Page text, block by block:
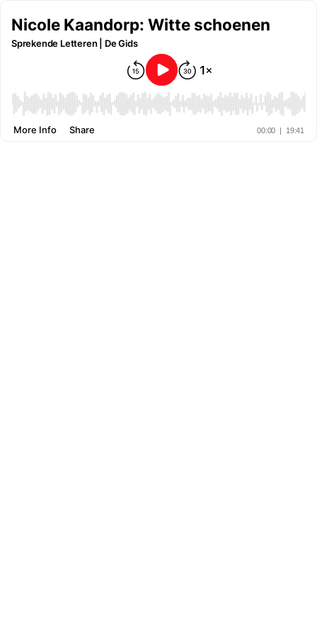
Nicole Kaandorp: Witte schoenen
Sprekende Letteren | De Gids
00:00 | 19:41
More Info Share